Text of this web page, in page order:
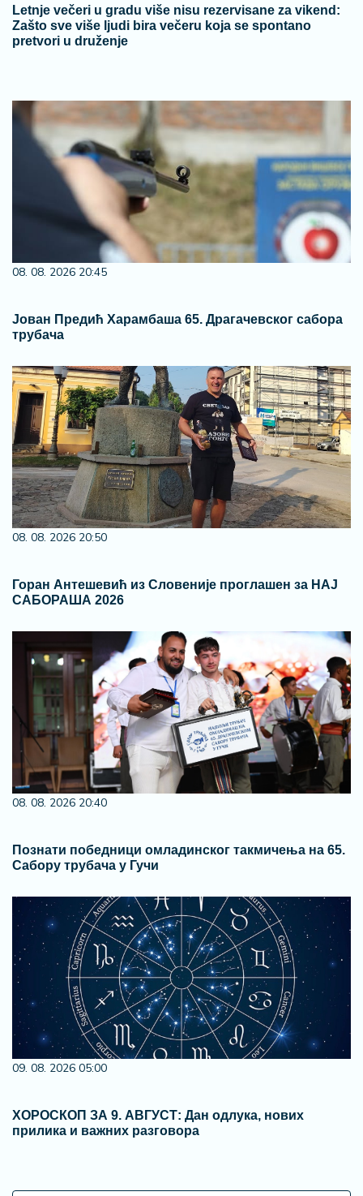
Letnje večeri u gradu više nisu rezervisane za vikend:
Zašto sve više ljudi bira večeru koja se spontano
pretvori u druženje
08. 08. 2026 20:45
Јован Предић Харамбаша 65. Драгачевског сабора
трубача
08. 08. 2026 20:50
Горан Антешевић из Словеније проглашен за НАЈ
САБОРАША 2026
08. 08. 2026 20:40
Познати победници омладинског такмичења на 65.
Сабору трубача у Гучи
09. 08. 2026 05:00
ХОРОСКОП ЗА 9. АВГУСТ: Дан одлука, нових
прилика и важних разговора